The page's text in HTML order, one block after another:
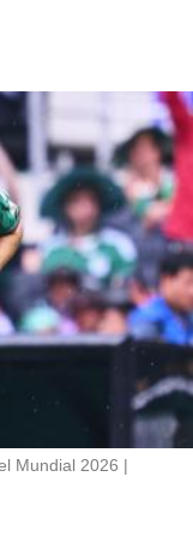
Mundial 2026